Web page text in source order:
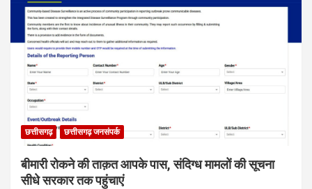
छत्तीसगढ़ छत्तीसगढ़ जनसंपर्क
बीमारी रोकने की ताक़त आपके पास, संदिग्ध मामलों की सूचना
सीधे सरकार तक पहुंचाएं